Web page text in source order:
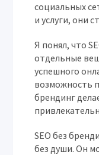
социальных
и услуги, они
Я понял, что
отдельные
успешного
возможность
брендинг
SEO без
без души. Он